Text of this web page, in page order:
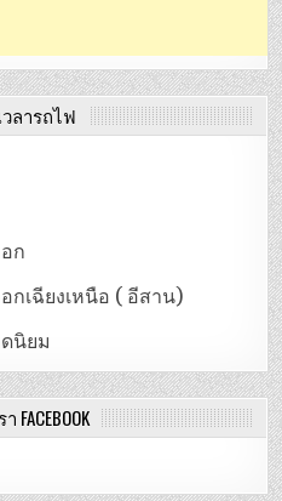
วลารถไฟ
ก
กเฉียงเหนือ ( อีสาน)
ดนิยม